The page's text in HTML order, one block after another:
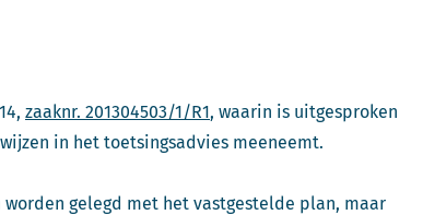
zaaknr. 201304503/1/R1, waarin is uitgesproken
in het toetsingsadvies meeneemt.
gelegd met het vastgestelde plan, maar